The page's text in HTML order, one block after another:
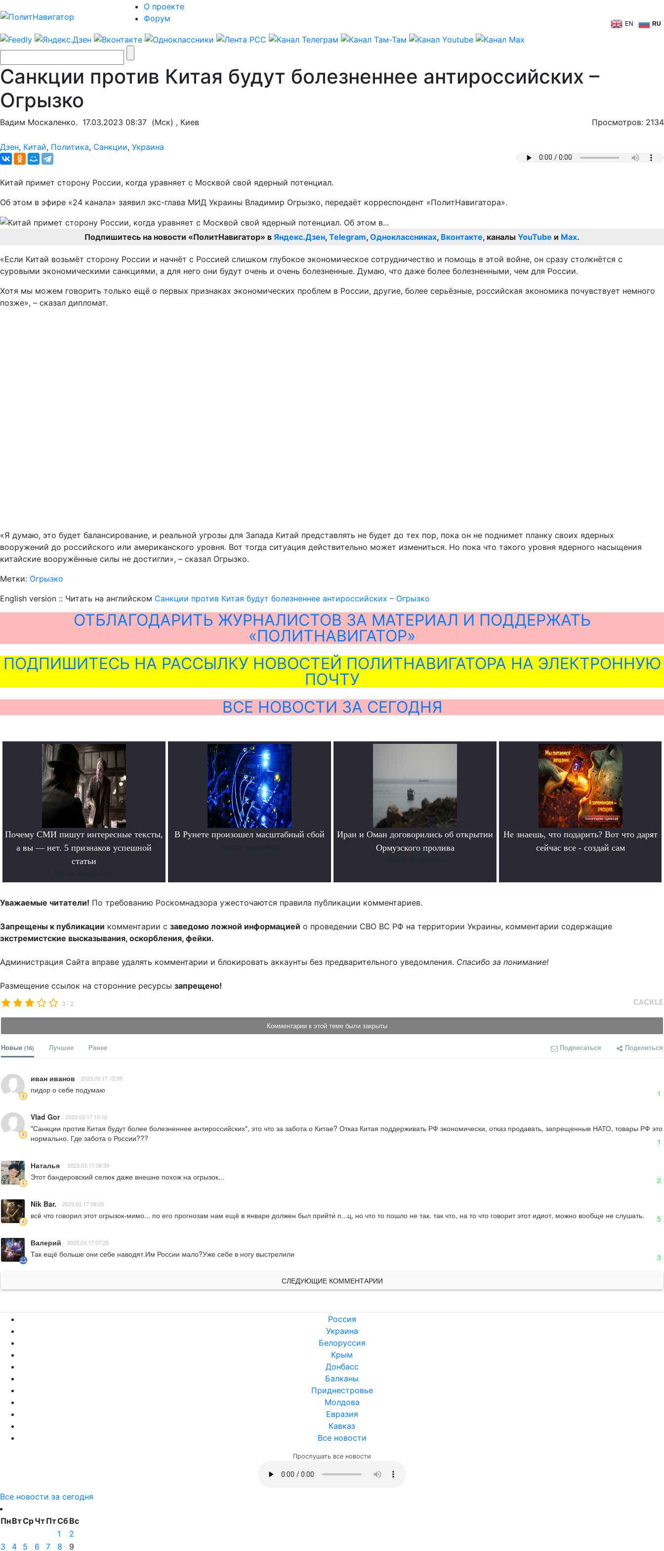
О проекте
Форум
EN RU
Санкции против Китая будут болезненнее антироссийских –
Огрызко
Вадим Москаленко. 17.03.2023 08:37 (Мск) , Киев Просмотров: 2134
Дзен, Китай, Политика, Санкции, Украина
Китай примет сторону России, когда уравняет с Москвой свой ядерный потенциал.
Об этом в эфире «24 канала» заявил экс-глава МИД Украины Владимир Огрызко, передаёт корреспондент «ПолитНавигатора».
Подпишитесь на новости «ПолитНавигатор» в Яндекс.Дзен, Telegram, Одноклассниках, Вконтакте, каналы YouTube и Max.
«Если Китай возьмёт сторону России и начнёт с Россией слишком глубокое экономическое сотрудничество и помощь в этой войне, он сразу столкнётся с
суровыми экономическими санкциями, а для него они будут очень и очень болезненные. Думаю, что даже более болезненными, чем для России.
Хотя мы можем говорить только ещё о первых признаках экономических проблем в России, другие, более серьёзные, российская экономика почувствует немного
позже», – сказал дипломат.
«Я думаю, это будет балансирование, и реальной угрозы для Запада Китай представлять не будет до тех пор, пока он не поднимет планку своих ядерных
вооружений до российского или американского уровня. Вот тогда ситуация действительно может измениться. Но пока что такого уровня ядерного насыщения
китайские вооружённые силы не достигли», – сказал Огрызко.
Метки: Огрызко
English version :: Читать на английском Санкции против Китая будут болезненнее антироссийских – Огрызко
ОТБЛАГОДАРИТЬ ЖУРНАЛИСТОВ ЗА МАТЕРИАЛ И ПОДДЕРЖАТЬ
«ПОЛИТНАВИГАТОР»
ПОДПИШИТЕСЬ НА РАССЫЛКУ НОВОСТЕЙ ПОЛИТНАВИГАТОРА НА ЭЛЕКТРОННУЮ
ПОЧТУ
ВСЕ НОВОСТИ ЗА СЕГОДНЯ
Почему СМИ пишут интересные тексты,
а вы — нет. 5 признаков успешной
статьи
В Рунете произошел масштабный сбой
Иран и Оман договорились об открытии
Ормузского пролива
Не знаешь, что подарить? Вот что дарят
сейчас все - создай сам
Уважаемые читатели! По требованию Роскомнадзора ужесточаются правила публикации комментариев.
Запрещены к публикации комментарии с заведомо ложной информацией о проведении СВО ВС РФ на территории Украины, комментарии содержащие
экстремистские высказывания, оскорбления, фейки.
Администрация Сайта вправе удалять комментарии и блокировать аккаунты без предварительного уведомления. Спасибо за понимание!
Размещение ссылок на сторонние ресурсы запрещено!
3 /2
Комментарии к этой теме были закрыты
Новые (16) Лучшие Ранее Подписаться Поделиться
иван иванов 2023.03.17 12:59
пидор о себе подумаю 1
Vlad Gor 2023.03.17 10:16
"Санкции против Китая будут более болезненнее антироссийских", это что за забота о Китае? Отказ Китая поддерживать РФ экономически, отказ продавать, запрещенные НАТО, товары РФ это
нормально. Где забота о России???
1
Наталья 2023.03.17 08:39
Этот бандеровский селюк даже внешне похож на огрызок... 2
Nik Bar. 2023.03.17 08:25
всё что говорил этот огрызок-мимо... по его прогнозам нам ещё в январе должен был прийти́ п...ц, но что то пошло не так. так что, на то что говорит этот идиот, можно вообще не слушать. 5
Валерий 2023.03.17 07:29
Так ещё больше они себе наводят.Им России мало?Уже себе в ногу выстрелили 3
СЛЕДУЮЩИЕ КОММЕНТАРИИ
Россия
Украина
Белоруссия
Крым
Донбасс
Балканы
Приднестровье
Молдова
Евразия
Кавказ
Все новости
Прослушать все новости
Все новости за сегодня
ПнВтСрЧтПтСбВс
1
2
3
4 5 6 7 8
9